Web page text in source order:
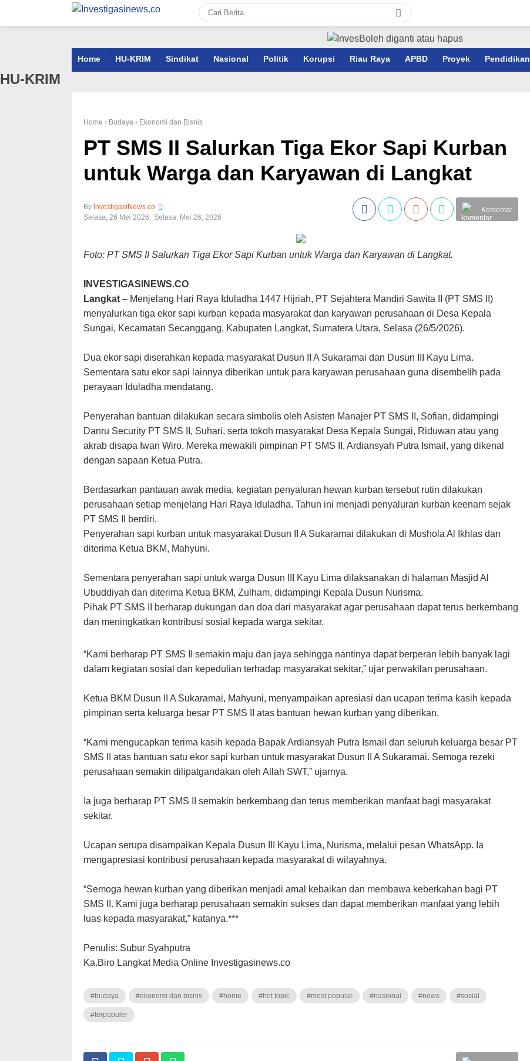
Home HU-KRIM Sindikat Nasional Politik Korupsi Riau Raya APBD Proyek Pendidikan
HU-KRIM
Home › Budaya › Ekonomi dan Bisnis
PT SMS II Salurkan Tiga Ekor Sapi Kurban
untuk Warga dan Karyawan di Langkat
InvestigasiNews.co
Selasa, 26 Mei 2026
Selasa, Mei 26, 2026
Komentar
Foto: PT SMS II Salurkan Tiga Ekor Sapi Kurban untuk Warga dan Karyawan di Langkat.
INVESTIGASINEWS.CO
Langkat – Menjelang Hari Raya Iduladha 1447 Hijriah, PT Sejahtera Mandiri Sawita II (PT SMS II)
menyalurkan tiga ekor sapi kurban kepada masyarakat dan karyawan perusahaan di Desa Kepala
Sungai, Kecamatan Secanggang, Kabupaten Langkat, Sumatera Utara, Selasa (26/5/2026).
Dua ekor sapi diserahkan kepada masyarakat Dusun II A Sukaramai dan Dusun III Kayu Lima.
Sementara satu ekor sapi lainnya diberikan untuk para karyawan perusahaan guna disembelih pada
perayaan Iduladha mendatang.
Penyerahan bantuan dilakukan secara simbolis oleh Asisten Manajer PT SMS II, Sofian, didampingi
Danru Security PT SMS II, Suhari, serta tokoh masyarakat Desa Kepala Sungai, Riduwan atau yang
akrab disapa Iwan Wiro. Mereka mewakili pimpinan PT SMS II, Ardiansyah Putra Ismail, yang dikenal
dengan sapaan Ketua Putra.
Berdasarkan pantauan awak media, kegiatan penyaluran hewan kurban tersebut rutin dilakukan
perusahaan setiap menjelang Hari Raya Iduladha. Tahun ini menjadi penyaluran kurban keenam sejak
PT SMS II berdiri.
Penyerahan sapi kurban untuk masyarakat Dusun II A Sukaramai dilakukan di Mushola Al Ikhlas dan
diterima Ketua BKM, Mahyuni.
Sementara penyerahan sapi untuk warga Dusun III Kayu Lima dilaksanakan di halaman Masjid Al
Ubuddiyah dan diterima Ketua BKM, Zulham, didampingi Kepala Dusun Nurisma.
Pihak PT SMS II berharap dukungan dan doa dari masyarakat agar perusahaan dapat terus berkembang
dan meningkatkan kontribusi sosial kepada warga sekitar.
“Kami berharap PT SMS II semakin maju dan jaya sehingga nantinya dapat berperan lebih banyak lagi
dalam kegiatan sosial dan kepedulian terhadap masyarakat sekitar,” ujar perwakilan perusahaan.
Ketua BKM Dusun II A Sukaramai, Mahyuni, menyampaikan apresiasi dan ucapan terima kasih kepada
pimpinan serta keluarga besar PT SMS II atas bantuan hewan kurban yang diberikan.
“Kami mengucapkan terima kasih kepada Bapak Ardiansyah Putra Ismail dan seluruh keluarga besar PT
SMS II atas bantuan satu ekor sapi kurban untuk masyarakat Dusun II A Sukaramai. Semoga rezeki
perusahaan semakin dilipatgandakan oleh Allah SWT,” ujarnya.
Ia juga berharap PT SMS II semakin berkembang dan terus memberikan manfaat bagi masyarakat
sekitar.
Ucapan serupa disampaikan Kepala Dusun III Kayu Lima, Nurisma, melalui pesan WhatsApp. Ia
mengapresiasi kontribusi perusahaan kepada masyarakat di wilayahnya.
“Semoga hewan kurban yang diberikan menjadi amal kebaikan dan membawa keberkahan bagi PT
SMS II. Kami juga berharap perusahaan semakin sukses dan dapat memberikan manfaat yang lebih
luas kepada masyarakat,” katanya.***
Penulis: Subur Syahputra
Ka.Biro Langkat Media Online Investigasinews.co
#budaya #ekonomi dan bisnis #home #hot topic #most popular #nasional #news #sosial
#terpopuler